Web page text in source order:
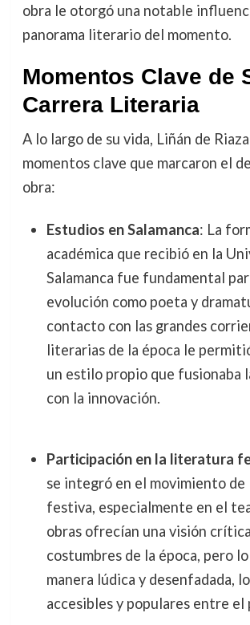
obra le otorgó una notable
panorama literario del momento.
Momentos Clave de
Carrera Literaria
A lo largo de su vida, Liñán de
momentos clave que marcaron el
obra:
Estudios en Salamanca: La
académica que recibió en la
Salamanca fue fundamental
evolución como poeta y
contacto con las grandes
literarias de la época le
un estilo propio que fusionaba
con la innovación.
Participación en la literatura
se integró en el movimiento
festiva, especialmente en el
obras ofrecían una visión
costumbres de la época, pero
manera lúdica y desenfadada,
accesibles y populares entre el